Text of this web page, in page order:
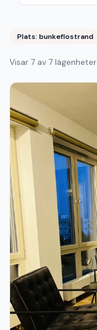
Plats: bunkeflostrand
Visar 7 av 7 lägenheter